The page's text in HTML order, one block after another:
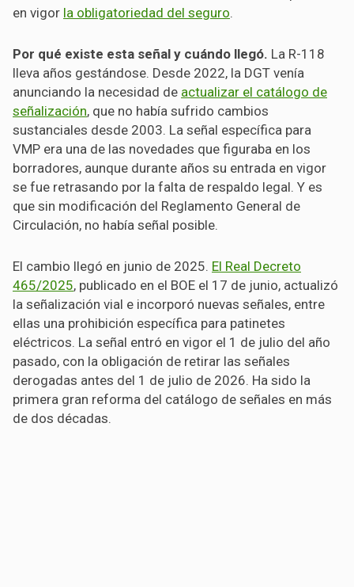
en vigor la obligatoriedad del seguro.
Por qué existe esta señal y cuándo llegó. La R-118
lleva años gestándose. Desde 2022, la DGT venía
anunciando la necesidad de actualizar el catálogo de
señalización, que no había sufrido cambios
sustanciales desde 2003. La señal específica para
VMP era una de las novedades que figuraba en los
borradores, aunque durante años su entrada en vigor
se fue retrasando por la falta de respaldo legal. Y es
que sin modificación del Reglamento General de
Circulación, no había señal posible.
El cambio llegó en junio de 2025. El Real Decreto
465/2025, publicado en el BOE el 17 de junio, actualizó
la señalización vial e incorporó nuevas señales, entre
ellas una prohibición específica para patinetes
eléctricos. La señal entró en vigor el 1 de julio del año
pasado, con la obligación de retirar las señales
derogadas antes del 1 de julio de 2026. Ha sido la
primera gran reforma del catálogo de señales en más
de dos décadas.